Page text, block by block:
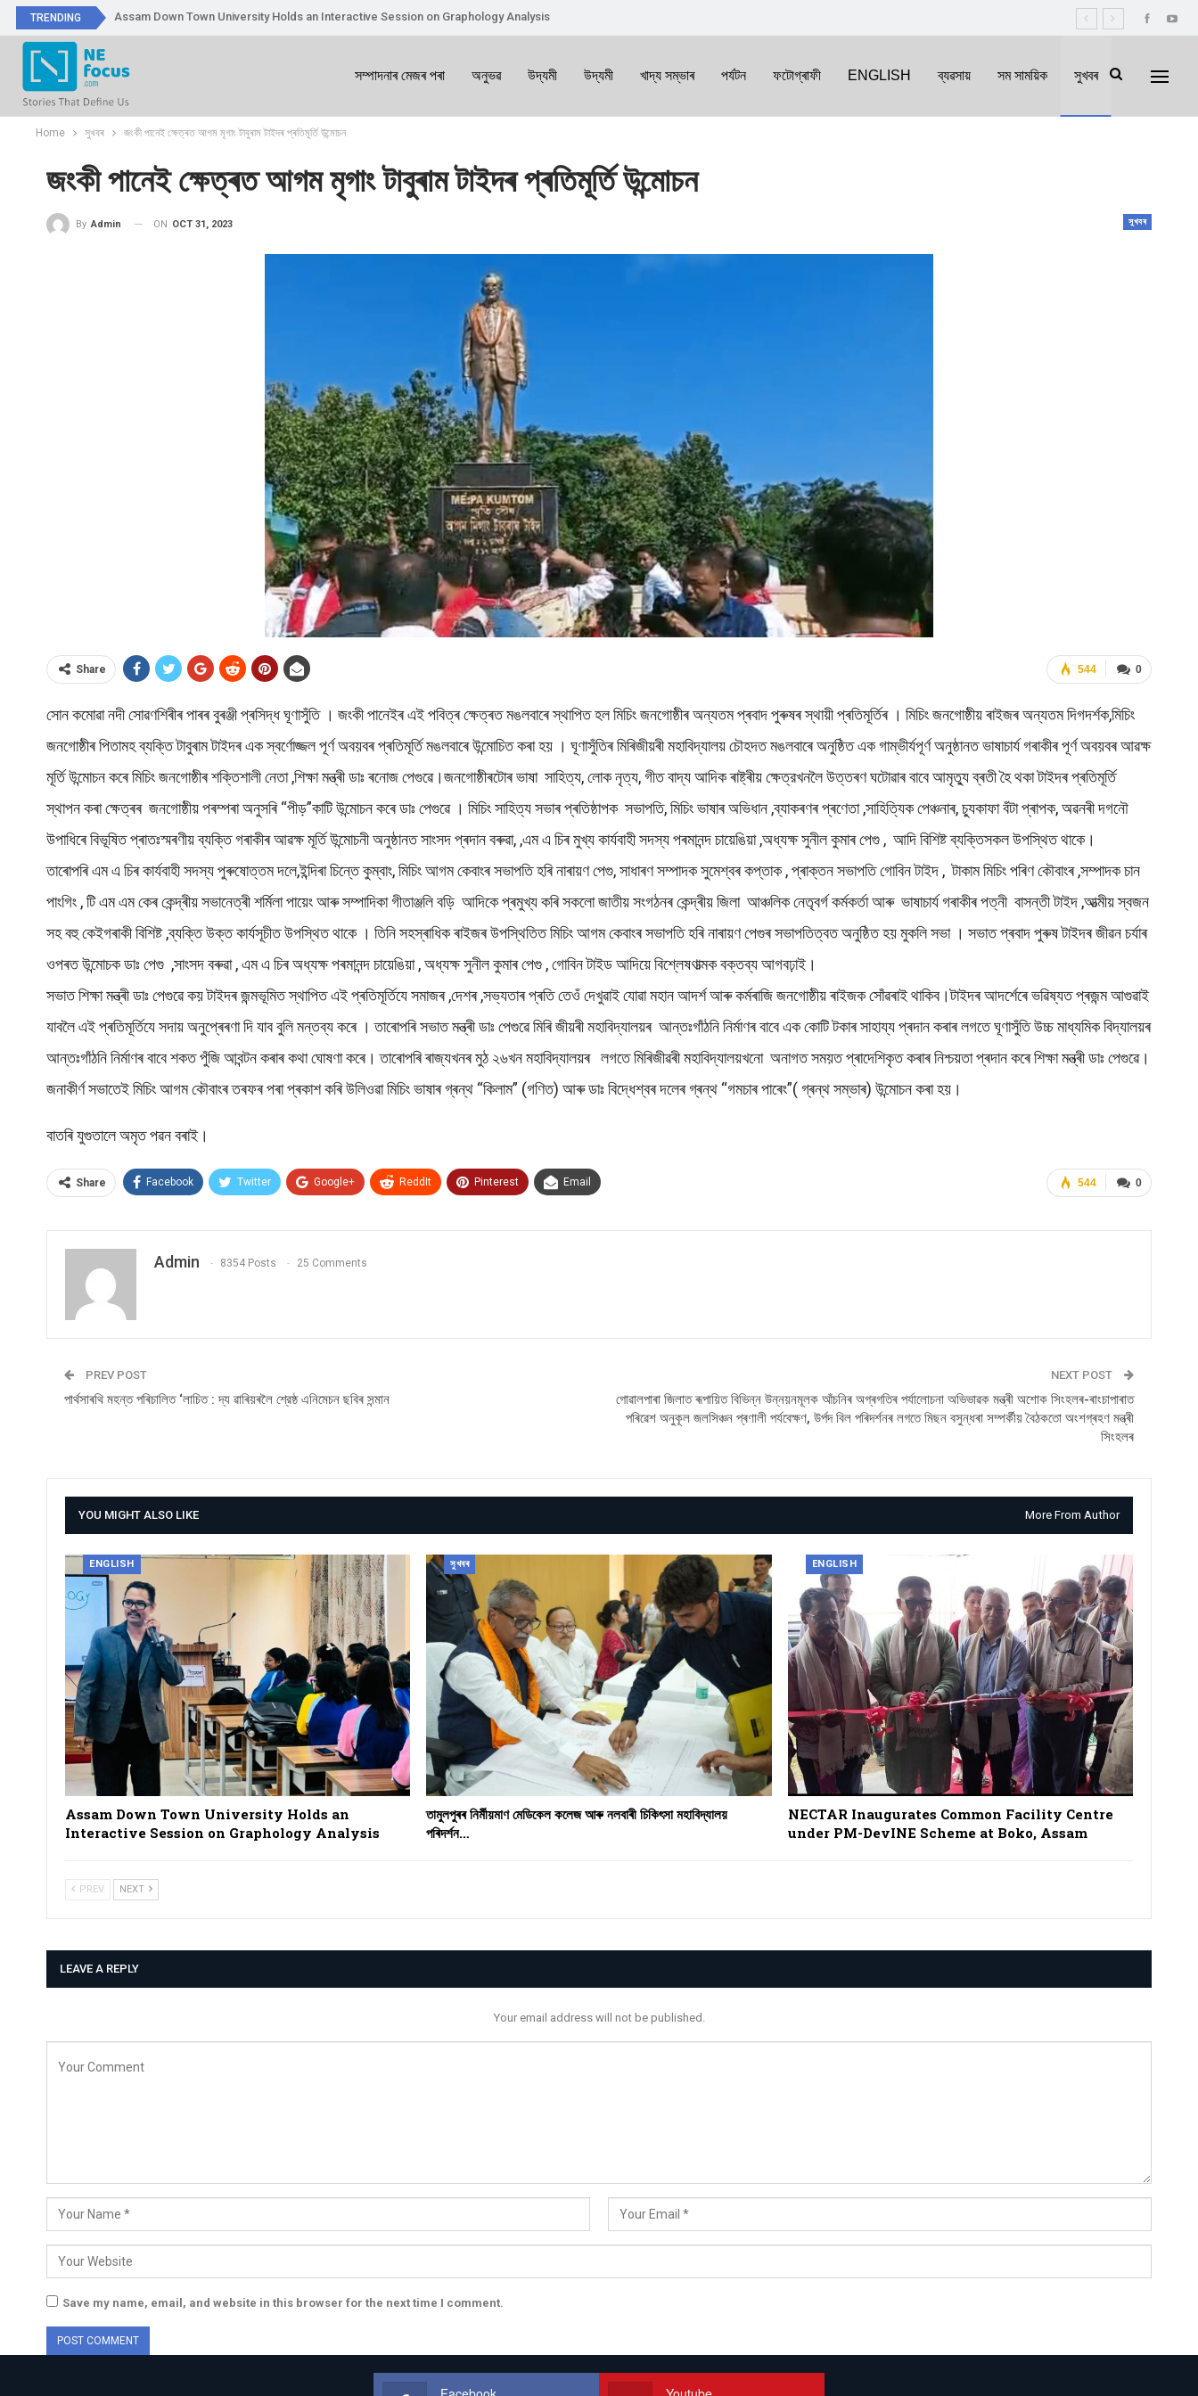
TRENDING Assam Down Town University Holds an Interactive Session on Graphology Analysis
সম্পাদনাৰ মেজৰ পৰা অনুভৱ উদ্যমী উদ্যমী খাদ্য সম্ভাৰ পৰ্যটন ফটোগ্ৰাফী ENGLISH ব্যৱসায় সম সাময়িক সুখবৰ
Home সুখবৰ জংকী পানেই ক্ষেত্ৰত আগম মৃগাং টাবুৰাম টাইদৰ প্ৰতিমূৰ্তি উন্মোচন
জংকী পানেই ক্ষেত্ৰত আগম মৃগাং টাবুৰাম টাইদৰ প্ৰতিমূৰ্তি উন্মোচন
সুখবৰ
By Admin ON OCT 31, 2023
0
544
Share
সোন কমোৱা নদী সোৱণশিৰীৰ পাৰৰ বুৰঞ্জী প্ৰসিদ্ধ ঘূণাসুঁতি । জংকী পানেইৰ এই পবিত্ৰ ক্ষেত্ৰত মঙলবাৰে স্থাপিত হল মিচিং জনগোষ্ঠীৰ অন্যতম প্ৰবাদ পুৰুষৰ স্থায়ী প্ৰতিমূৰ্তিৰ । মিচিং জনগোষ্ঠীয় ৰাইজৰ অন্যতম দিগদর্শক,মিচিং
জনগোষ্ঠীৰ পিতামহ ব্যক্তি টাবুৰাম টাইদৰ এক স্বৰ্ণোজ্জল পূৰ্ণ অবয়বৰ প্ৰতিমূৰ্তি মঙলবাৰে উন্মোচিত কৰা হয় । ঘূণাসুঁতিৰ মিৰিজীয়ৰী মহাবিদ্যালয় চৌহদত মঙলবাৰে অনুষ্ঠিত এক গাম্ভীৰ্যপূৰ্ণ অনুষ্ঠানত ভাষাচাৰ্য গৰাকীৰ পূৰ্ণ অবয়বৰ আৱক্ষ
মূৰ্তি উন্মোচন কৰে মিচিং জনগোষ্ঠীৰ শক্তিশালী নেতা ,শিক্ষা মন্ত্ৰী ডাঃ ৰনোজ পেগুৱে।জনগোষ্ঠীৰটোৰ ভাষা সাহিত্য, লোক নৃত্য, গীত বাদ্য আদিক ৰাষ্ট্ৰীয় ক্ষেত্রখনলৈ উত্তৰণ ঘটোৱাৰ বাবে আমৃত্যু ব্ৰতী হৈ থকা টাইদৰ প্ৰতিমূৰ্তি
স্থাপন কৰা ক্ষেত্ৰৰ জনগোষ্ঠীয় পৰম্পৰা অনুসৰি “পীড়”কাটি উন্মোচন কৰে ডাঃ পেগুৱে । মিচিং সাহিত্য সভাৰ প্ৰতিষ্ঠাপক সভাপতি, মিচিং ভাষাৰ অভিধান ,ব্যাকৰণৰ প্ৰণেতা ,সাহিত্যিক পেঞ্চনাৰ, চ্যুকাফা বঁটা প্ৰাপক, অৱনৰী দগনৌ
উপাধিৰে বিভূষিত প্ৰাতঃস্মৰণীয় ব্যক্তি গৰাকীৰ আৱক্ষ মূৰ্তি উন্মোচনী অনুষ্ঠানত সাংসদ প্ৰদান বৰুৱা, ,এম এ চিৰ মুখ্য কাৰ্যবাহী সদস্য পৰমানন্দ চায়েঙিয়া ,অধ্যক্ষ সুনীল কুমাৰ পেগু , আদি বিশিষ্ট ব্যক্তিসকল উপস্থিত থাকে।
তাৰোপৰি এম এ চিৰ কাৰ্যবাহী সদস্য পুৰুষোত্তম দলে,ইন্দিৰা চিন্তে কুম্বাং, মিচিং আগম কেবাংৰ সভাপতি হৰি নাৰায়ণ পেগু, সাধাৰণ সম্পাদক সুমেশ্বৰ কপ্তাক , প্ৰাক্তন সভাপতি গোবিন টাইদ , টাকাম মিচিং পৰিণ কৌবাংৰ ,সম্পাদক চান
পাংগিং , টি এম এম কেৰ কেন্দ্ৰীয় সভানেত্ৰী শৰ্মিলা পায়েং আৰু সম্পাদিকা গীতাঞ্জলি বড়ি আদিকে প্ৰমুখ্য কৰি সকলো জাতীয় সংগঠনৰ কেন্দ্ৰীয় জিলা আঞ্চলিক নেতৃবৰ্গ কৰ্মকর্তা আৰু ভাষাচাৰ্য গৰাকীৰ পত্নী বাসন্তী টাইদ ,আত্মীয় স্বজন
সহ বহু কেইগৰাকী বিশিষ্ট ,ব্যক্তি উক্ত কাৰ্যসূচীত উপস্থিত থাকে । তিনি সহস্ৰাধিক ৰাইজৰ উপস্থিতিত মিচিং আগম কেবাংৰ সভাপতি হৰি নাৰায়ণ পেগুৰ সভাপতিত্বত অনুষ্ঠিত হয় মুকলি সভা । সভাত প্ৰবাদ পুৰুষ টাইদৰ জীৱন চৰ্যাৰ
ওপৰত উন্মোচক ডাঃ পেগু ,সাংসদ বৰুৱা , এম এ চিৰ অধ্যক্ষ পৰমানন্দ চায়েঙিয়া , অধ্যক্ষ সুনীল কুমাৰ পেগু , গোবিন টাইড আদিয়ে বিশ্লেষণাত্মক বক্তব্য আগবঢ়াই।
সভাত শিক্ষা মন্ত্ৰী ডাঃ পেগুৱে কয় টাইদৰ জন্মভূমিত স্থাপিত এই প্ৰতিমূৰ্তিযে সমাজৰ ,দেশৰ ,সভ্যতাৰ প্ৰতি তেওঁ দেখুৱাই যোৱা মহান আদৰ্শ আৰু কৰ্মৰাজি জনগোষ্ঠীয় ৰাইজক সোঁৱৰাই থাকিব।টাইদৰ আদৰ্শেৰে ভৱিষ্যত প্ৰজন্ম আগুৱাই
যাবলৈ এই প্ৰতিমূৰ্তিযে সদায় অনুপ্ৰেৰণা দি যাব বুলি মন্তব্য কৰে । তাৰোপৰি সভাত মন্ত্ৰী ডাঃ পেগুৱে মিৰি জীয়ৰী মহাবিদ্যালয়ৰ আন্তঃগাঁঠনি নিৰ্মাণৰ বাবে এক কোটি টকাৰ সাহায্য প্ৰদান কৰাৰ লগতে ঘূণাসুঁতি উচ্চ মাধ্যমিক বিদ্যালয়ৰ
আন্তঃগাঁঠনি নিৰ্মাণৰ বাবে শকত পুঁজি আবন্টন কৰাৰ কথা ঘোষণা কৰে। তাৰোপৰি ৰাজ্যখনৰ মুঠ ২৬খন মহাবিদ্যালয়ৰ লগতে মিৰিজীৱৰী মহাবিদ্যালয়খনো অনাগত সময়ত প্ৰাদেশিকৃত কৰাৰ নিশ্চয়তা প্ৰদান কৰে শিক্ষা মন্ত্ৰী ডাঃ পেগুৱে।
জনাকীৰ্ণ সভাতেই মিচিং আগম কৌবাংৰ তৰফৰ পৰা প্ৰকাশ কৰি উলিওৱা মিচিং ভাষাৰ গ্ৰন্থ “কিলাম” (গণিত) আৰু ডাঃ বিদ্ধেশ্বৰ দলেৰ গ্ৰন্থ “গমচাৰ পাৰেং”( গ্ৰন্থ সম্ভাৰ) উন্মোচন কৰা হয়।
বাতৰি যুগুতালে অমৃত পৱন বৰাই।
0
544
Share Facebook Twitter Google+ ReddIt Pinterest Email
Admin 8354 Posts 25 Comments
PREV POST
পার্থসাৰথি মহন্ত পৰিচালিত ‘লাচিত : দ্য ৱাৰিয়ৰলৈ শ্রেষ্ঠ এনিমেচন ছবিৰ সন্মান
NEXT POST
গোৱালপাৰা জিলাত ৰূপায়িত বিভিন্ন উন্নয়নমূলক আঁচনিৰ অগ্ৰগতিৰ পৰ্যালোচনা অভিভাৱক মন্ত্ৰী অশোক সিংহলৰ-ৰাংচাপাৰাত
পৰিৱেশ অনুকূল জলসিঞ্চন প্ৰণালী পৰ্যবেক্ষণ, উৰ্পদ বিল পৰিদৰ্শনৰ লগতে মিছন বসুন্ধৰা সম্পৰ্কীয় বৈঠকতো অংশগ্ৰহণ মন্ত্ৰী
সিংহলৰ
YOU MIGHT ALSO LIKE More From Author
ENGLISH
Assam Down Town University Holds an
Interactive Session on Graphology Analysis
সুখবৰ
তামুলপুৰৰ নিৰ্মীয়মাণ মেডিকেল কলেজ আৰু নলবাৰী চিকিৎসা মহাবিদ্যালয়
পৰিদৰ্শন…
ENGLISH
NECTAR Inaugurates Common Facility Centre
under PM-DevINE Scheme at Boko, Assam
PREV NEXT
LEAVE A REPLY
Your email address will not be published.
Save my name, email, and website in this browser for the next time I comment.